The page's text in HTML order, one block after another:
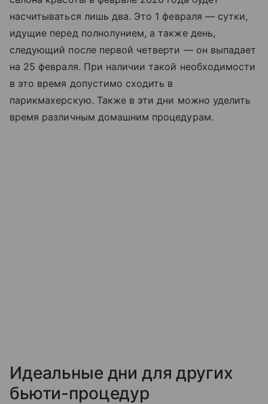
насчитываться лишь два. Это 1 февраля — сутки,
идущие перед полнолунием, а также день,
следующий после первой четверти — он выпадает
на 25 февраля. При наличии такой необходимости
в это время допустимо сходить в
парикмахерскую. Также в эти дни можно уделить
время различным домашним процедурам.
Идеальные дни для других
бьюти-процедур